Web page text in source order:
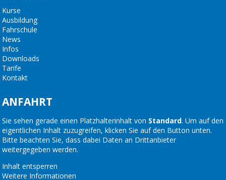
Kurse
Ausbildung
Fahrschule
News
Infos
Downloads
Tarife
Kontakt
ANFAHRT
Sie sehen gerade einen Platzhalterinhalt von Standard. Um auf den
eigentlichen Inhalt zuzugreifen, klicken Sie auf den Button unten.
Bitte beachten Sie, dass dabei Daten an Drittanbieter
weitergegeben werden.
Inhalt entsperren
Weitere Informationen